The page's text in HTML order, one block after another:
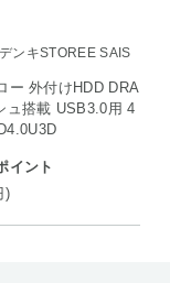
ンキSTOREE SAIS
ー 外付けHDD DRA
ュ搭載 USB3.0用 4
イント
)